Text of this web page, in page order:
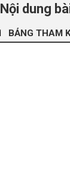
Nội dung
BẢNG THAM